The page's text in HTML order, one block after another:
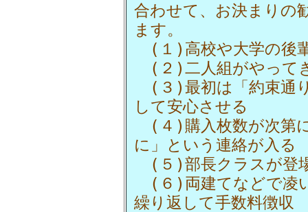
合わせて、お決まりの
ます。
(１)高校や大学の後
(２)二人組がやって
(３)最初は「約束通
して安心させる
(４)購入枚数が次第
に」という連絡が入る
(５)部長クラスが登
(６)両建てなどで凌
繰り返して手数料徴収